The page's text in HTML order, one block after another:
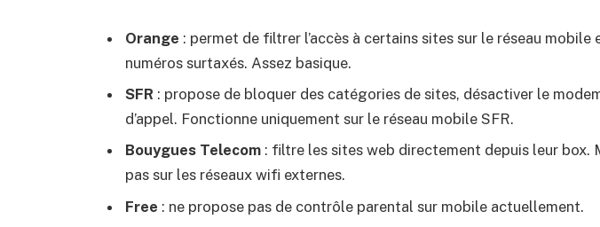
Orange : permet de filtrer l’accès à certains sites sur le réseau mobile
numéros surtaxés. Assez basique.
SFR : propose de bloquer des catégories de sites, désactiver le
d’appel. Fonctionne uniquement sur le réseau mobile SFR.
Bouygues Telecom : filtre les sites web directement depuis leur box.
pas sur les réseaux wifi externes.
Free : ne propose pas de contrôle parental sur mobile actuellement.